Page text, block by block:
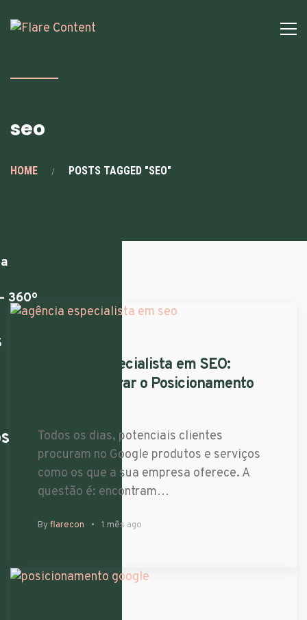
360º
seo
HOME POSTS TAGGED "SEO"
Agência Especialista em SEO​:
Como Melhorar o Posicionamento
Todos os dias, potenciais clientes
procuram no Google produtos e serviços
como os que a sua empresa oferece. A
questão é: encontram…
Byflarecon 1 mês ago